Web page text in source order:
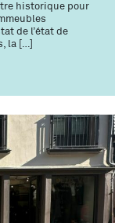
historique pour
de l’état de
la […]